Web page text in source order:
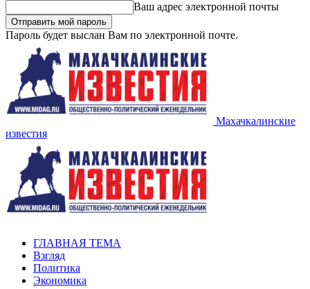
Ваш адрес электронной почты
Пароль будет выслан Вам по электронной почте.
Махачкалинские
известия
ГЛАВНАЯ ТЕМА
Взгляд
Политика
Экономика